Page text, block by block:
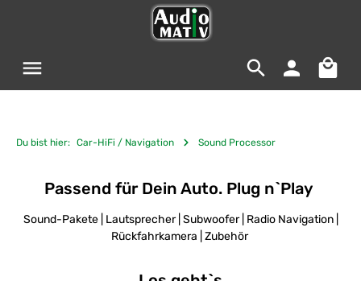
Du bist hier: Car-HiFi / Navigation Sound Processor
Passend für Dein Auto. Plug n`Play
Sound-Pakete | Lautsprecher | Subwoofer | Radio Navigation |
Rückfahrkamera | Zubehör